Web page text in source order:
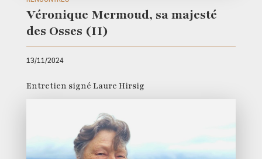
Véronique Mermoud, sa majesté
des Osses (II)
13/11/2024
Entretien signé Laure Hirsig